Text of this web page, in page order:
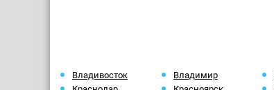
Владивосток Владимир